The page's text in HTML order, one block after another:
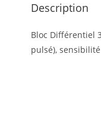
Description
Bloc Différentiel
pulsé),